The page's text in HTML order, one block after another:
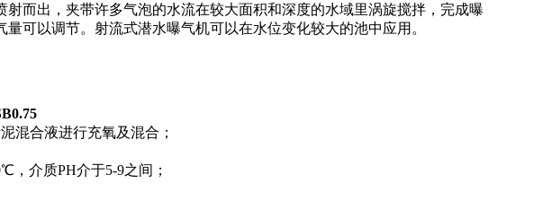
而出，夹带许多气泡的水流在较大面积和深度的水域里涡旋搅拌，完成曝
可以调节。射流式潜水曝气机可以在水位变化较大的池中应用。
混合液进行充氧及混合；
介质PH介于5-9之间；